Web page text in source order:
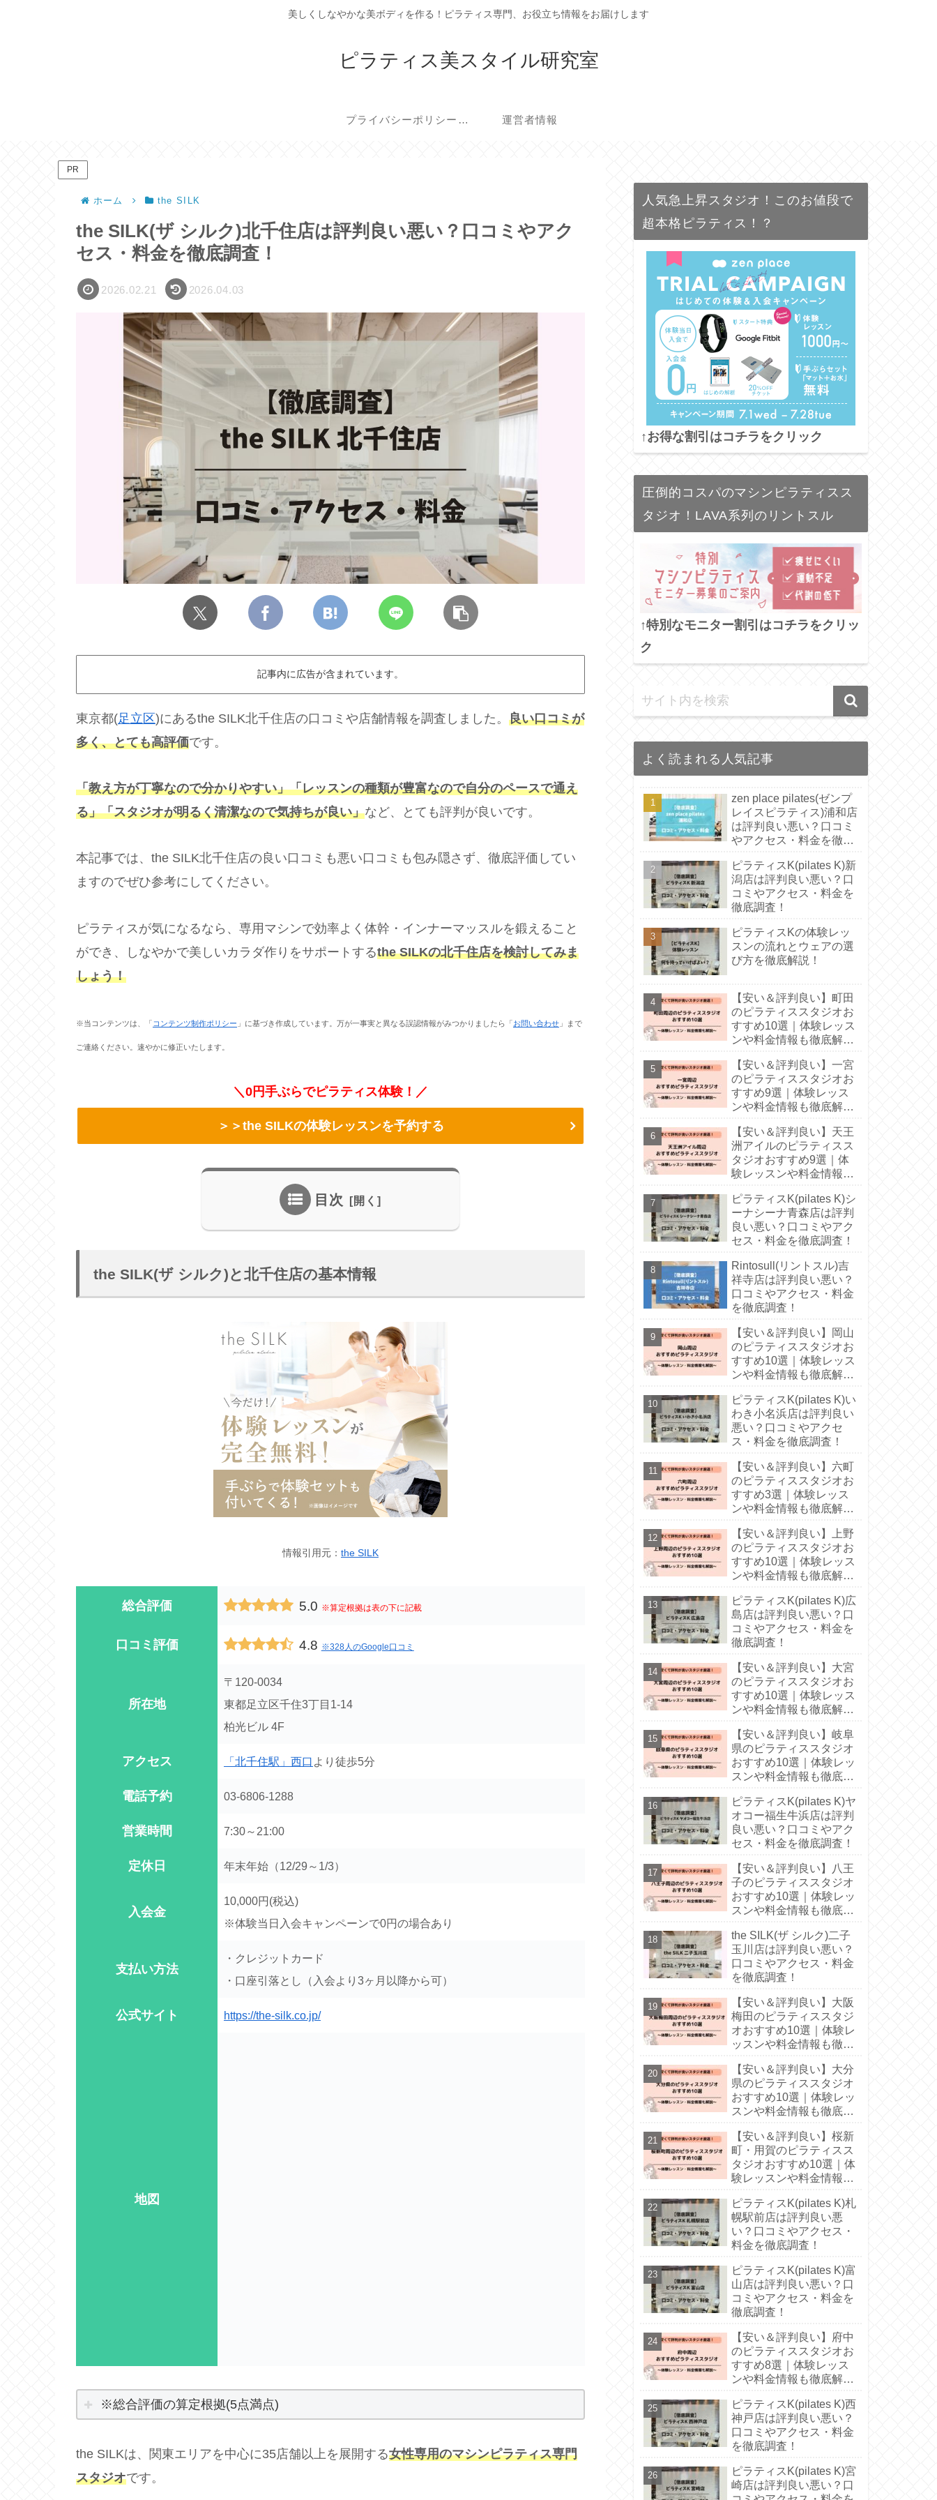
美しくしなやかな美ボディを作る！ピラティス専門、お役立ち情報をお届けします
ピラティス美スタイル研究室
プライバシーポリシー・免責事項 運営者情報
PR
ホーム the SILK
the SILK(ザ シルク)北千住店は評判良い悪い？口コミやアク
セス・料金を徹底調査！
2026.02.21 2026.04.03
記事内に広告が含まれています。
東京都(足立区)にあるthe SILK北千住店の口コミや店舗情報を調査しました。 良い口コミが
多く、とても高評価です。
「教え方が丁寧なので分かりやすい」「レッスンの種類が豊富なので自分のペースで通え
る」「スタジオが明るく清潔なので気持ちが良い」など、とても評判が良いです。
本記事では、the SILK北千住店の良い口コミも悪い口コミも包み隠さず、徹底評価してい
ますのでぜひ参考にしてください。
ピラティスが気になるなら、専用マシンで効率よく体幹・インナーマッスルを鍛えること
ができ、しなやかで美しいカラダ作りをサポートするthe SILKの北千住店を検討してみま
しょう！
※当コンテンツは、「 コンテンツ制作ポリシー 」に基づき作成しています。万が一事実と異なる誤認情報がみつかりましたら「 お問い合わせ 」まで
ご連絡ください。速やかに修正いたします。
＼0円手ぶらでピラティス体験！／
＞＞the SILKの体験レッスンを予約する
目次
the SILK(ザ シルク)と北千住店の基本情報
情報引用元： the SILK
総合評価 5.0 ※算定根拠は表の下に記載
口コミ評価 4.8 ※328人のGoogle口コミ
所在地
〒120-0034
東都足立区千住3丁目1-14
柏光ビル 4F
アクセス 「北千住駅」西口 より徒歩5分
電話予約 03-6806-1288
営業時間 7:30～21:00
定休日 年末年始（12/29～1/3）
入会金
10,000円(税込)
※体験当日入会キャンペーンで0円の場合あり
支払い方法
・クレジットカード
・口座引落とし（入会より3ヶ月以降から可）
公式サイト https://the-silk.co.jp/
地図
※総合評価の算定根拠(5点満点)
the SILKは、関東エリアを中心に35店舗以上を展開する女性専用のマシンピラティス専門
スタジオです。
人気急上昇スタジオ！このお値段で
超本格ピラティス！？
↑お得な割引はコチラをクリック
圧倒的コスパのマシンピラティスス
タジオ！LAVA系列のリントスル
↑特別なモニター割引はコチラをクリッ
ク
よく読まれる人気記事
zen place pilates(ゼンプ
レイスピラティス)浦和店
は評判良い悪い？口コミ
やアクセス・料金を徹底
ピラティスK(pilates K)新
潟店は評判良い悪い？口
コミやアクセス・料金を
徹底調査！
ピラティスKの体験レッ
スンの流れとウェアの選
び方を徹底解説！
【安い＆評判良い】町田
のピラティススタジオお
すすめ10選｜体験レッス
ンや料金情報も徹底解
【安い＆評判良い】一宮
のピラティススタジオお
すすめ9選｜体験レッス
ンや料金情報も徹底解
【安い＆評判良い】天王
洲アイルのピラティスス
タジオおすすめ9選｜体
験レッスンや料金情報も
ピラティスK(pilates K)シ
ーナシーナ青森店は評判
良い悪い？口コミやアク
セス・料金を徹底調査！
Rintosull(リントスル)吉
祥寺店は評判良い悪い？
口コミやアクセス・料金
を徹底調査！
【安い＆評判良い】岡山
のピラティススタジオお
すすめ10選｜体験レッス
ンや料金情報も徹底解
ピラティスK(pilates K)い
わき小名浜店は評判良い
悪い？口コミやアクセ
ス・料金を徹底調査！
【安い＆評判良い】六町
のピラティススタジオお
すすめ3選｜体験レッス
ンや料金情報も徹底解
【安い＆評判良い】上野
のピラティススタジオお
すすめ10選｜体験レッス
ンや料金情報も徹底解
ピラティスK(pilates K)広
島店は評判良い悪い？口
コミやアクセス・料金を
徹底調査！
【安い＆評判良い】大宮
のピラティススタジオお
すすめ10選｜体験レッス
ンや料金情報も徹底解
【安い＆評判良い】岐阜
県のピラティススタジオ
おすすめ10選｜体験レッ
スンや料金情報も徹底解
ピラティスK(pilates K)ヤ
オコー福生牛浜店は評判
良い悪い？口コミやアク
セス・料金を徹底調査！
【安い＆評判良い】八王
子のピラティススタジオ
おすすめ10選｜体験レッ
スンや料金情報も徹底解
the SILK(ザ シルク)二子
玉川店は評判良い悪い？
口コミやアクセス・料金
を徹底調査！
【安い＆評判良い】大阪
梅田のピラティススタジ
オおすすめ10選｜体験レ
ッスンや料金情報も徹底
【安い＆評判良い】大分
県のピラティススタジオ
おすすめ10選｜体験レッ
スンや料金情報も徹底解
【安い＆評判良い】桜新
町・用賀のピラティスス
タジオおすすめ10選｜体
験レッスンや料金情報も
ピラティスK(pilates K)札
幌駅前店は評判良い悪
い？口コミやアクセス・
料金を徹底調査！
ピラティスK(pilates K)富
山店は評判良い悪い？口
コミやアクセス・料金を
徹底調査！
【安い＆評判良い】府中
のピラティススタジオお
すすめ8選｜体験レッス
ンや料金情報も徹底解
ピラティスK(pilates K)西
神戸店は評判良い悪い？
口コミやアクセス・料金
を徹底調査！
ピラティスK(pilates K)宮
崎店は評判良い悪い？口